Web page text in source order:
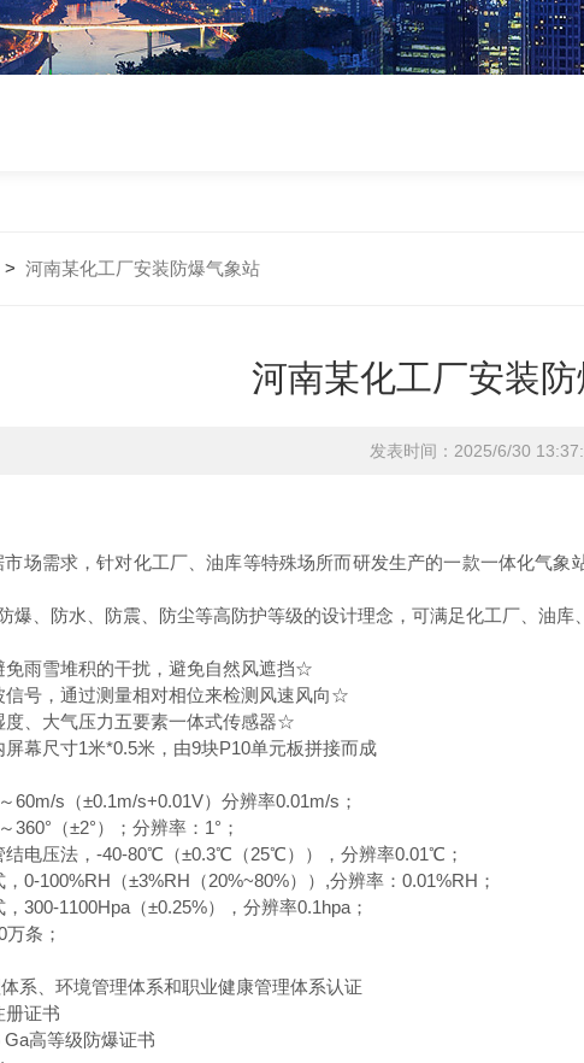
>河南某化工厂安装防爆气象站
河南某化工厂安装
发表时间：2025/6/30
场需求，针对化工厂、油库等特殊场所而研发生产的一款一体化气
爆、防水、防震、防尘等高防护等级的设计理念，可满足化工厂、油库
免雨雪堆积的干扰，避免自然风遮挡☆
信号，通过测量相对相位来检测风速风向☆
度、大气压力五要素一体式传感器☆
幕尺寸1米*0.5米，由9块P10单元板拼接而成
60m/s（±0.1m/s+0.01V）分辨率0.01m/s；
（±2°）；分辨率：1°；
结电压法，-40-80℃（±0.3℃（25℃）），分辨率0.01℃；
0-100%RH（±3%RH（20%~80%））,分辨率：0.01%RH；
300-1100Hpa（±0.25%），分辨率0.1hpa；
条；
系、环境管理体系和职业健康管理体系认证
册证书
高等级防爆证书